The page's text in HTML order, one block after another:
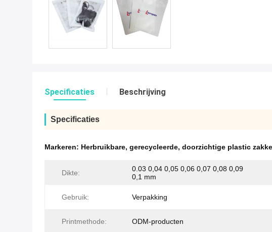
Specificaties Beschrijving
Specificaties
Markeren: Herbruikbare, gerecycleerde, doorzichtige plastic
Dikte:
0.03 0,04 0,05 0,06 0,07 0,08 0,09
0,1 mm
Gebruik: Verpakking
Printmethode: ODM-producten